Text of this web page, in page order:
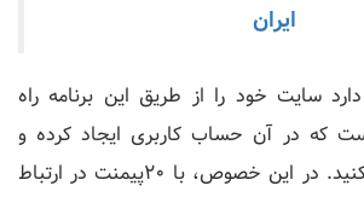
ایران
سایت خود را از طریق این برنامه راه
است که در آن حساب کاربری ایجاد کرده و
اشتراک لازم را تهیه کنید. در این خصوص، با 20پیمنت در ارتباط